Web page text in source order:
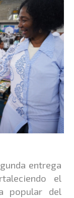
entrega
el
popular del